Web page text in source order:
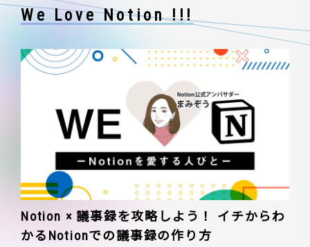
We Love Notion !!!
Notion × 議事録を攻略しよう！ イチからわ
かるNotionでの議事録の作り方